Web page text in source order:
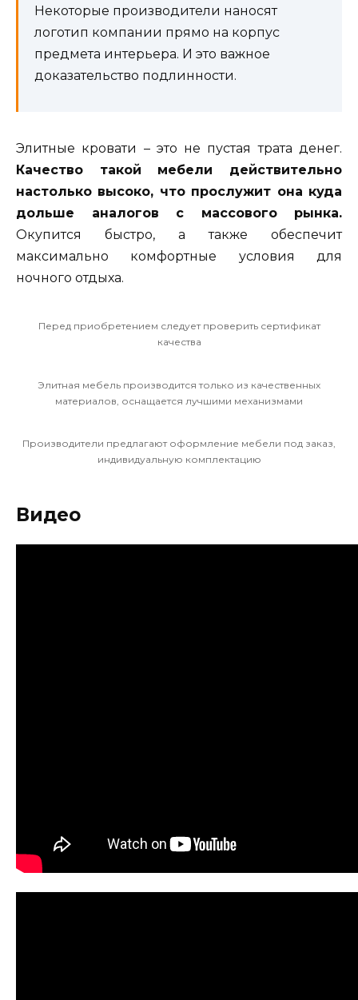
Некоторые производители наносят
логотип компании прямо на корпус
предмета интерьера. И это важное
доказательство подлинности.
Элитные кровати – это не пустая трата денег.
Качество такой мебели действительно
настолько высоко, что прослужит она куда
дольше аналогов с массового рынка.
Окупится быстро, а также обеспечит
максимально комфортные условия для
ночного отдыха.
Перед приобретением следует проверить сертификат
качества
Элитная мебель производится только из качественных
материалов, оснащается лучшими механизмами
Производители предлагают оформление мебели под заказ,
индивидуальную комплектацию
Видео